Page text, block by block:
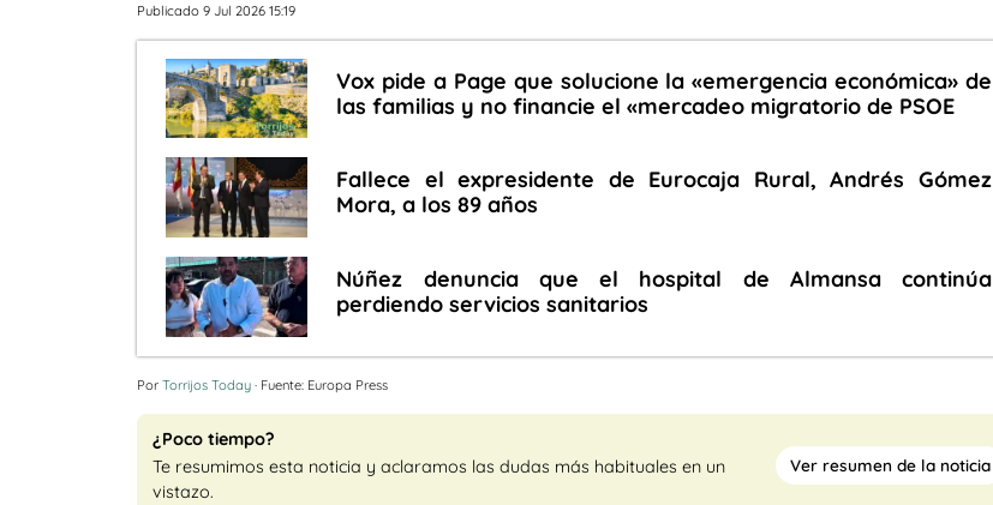
Publicado 9 Jul 2026 15:19
Vox pide a Page que solucione la «emergencia económica» de
las familias y no financie el «mercadeo migratorio de PSOE
Fallece el expresidente de Eurocaja Rural, Andrés Gómez
Mora, a los 89 años
Núñez denuncia que el hospital de Almansa continúa
perdiendo servicios sanitarios
Por Torrijos Today · Fuente: Europa Press
¿Poco tiempo?
Te resumimos esta noticia y aclaramos las dudas más habituales en un
vistazo.
Ver resumen de la noticia